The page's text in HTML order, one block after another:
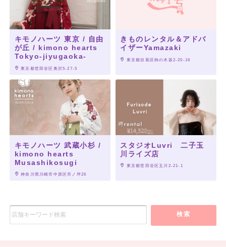
キモノハーツ 東京 / 自由
が丘 / kimono hearts
Tokyo-jiyugaoka-
東京都世田谷区奥沢5-27-5
きものレンタル＆アドバ
イザーYamazaki
東京都目黒区柿の木坂2-20-16
キモノハーツ 武蔵小杉 /
kimono hearts
Musashikosugi
神奈川県川崎市中原区市ノ坪26
スタジオLuvri 二子玉
川ライズ店
東京都世田谷区玉川2-21-1
検索